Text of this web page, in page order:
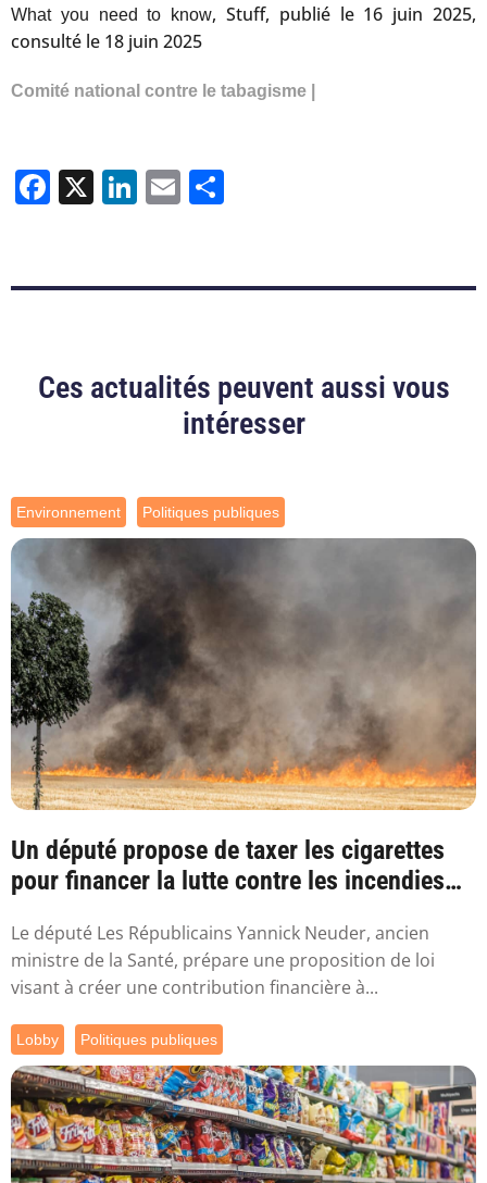
What you need to know, Stuff, publié le 16 juin 2025,
consulté le 18 juin 2025
Comité national contre le tabagisme |
Facebook
X LinkedIn
Email
Ces actualités peuvent aussi vous
intéresser
Environnement Politiques publiques
Un député propose de taxer les cigarettes
pour financer la lutte contre les incendies
Le député Les Républicains Yannick Neuder, ancien
ministre de la Santé, prépare une proposition de loi
visant à créer une contribution financière à...
Lobby Politiques publiques